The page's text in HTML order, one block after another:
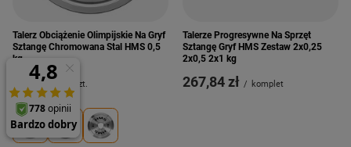
Talerz Obciążenie Olimpijskie Na Gryf
Sztangę Chromowana Stal HMS 0,5
kg
43,20 zł szt.
Talerze Progresywne Na Sprzęt
Sztangę Gryf HMS Zestaw 2x0,25
2x0,5 2x1 kg
267,84 zł / komplet